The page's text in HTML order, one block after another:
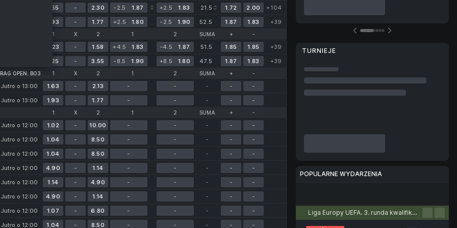
1.55 - 2.30 -2.5 1.87 +2.5 1.83 21.5 1.72 2.00
+104
1.93 - 1.77 +2.5 1.80 -2.5 1.90 52.5 1.87 1.83 +39
1 X 2 1 2 SUMA + -
2.23 - 1.58 +4.5 1.83 -4.5 1.87 51.5 1.85 1.85
+39
1.25 - 3.55 -8.5 1.90 +8.5 1.80 47.5 1.87 1.83 +39
OPEN. BO3 1 X 2 1 2 SUMA + -
Jutro o 13:00 1.63 - 2.13 - - - -
-
Jutro o 13:00 1.93 - 1.77 - - - - -
1 X 2 1 2 SUMA + -
Jutro o 12:00 1.02 - 10.00 - - - -
-
Jutro o 12:00 1.04 - 8.50 - - - -
-
Jutro o 12:00 1.04 - 8.50 - - - -
-
Jutro o 12:00 4.90 - 1.14 - - - -
-
Jutro o 12:00 1.14 - 4.90 - - - -
-
Jutro o 12:00 4.90 - 1.14 - - - -
-
Jutro o 12:00 1.07 - 6.80 - - - -
-
Jutro o 12:00 1.04 - 8.50 - - - - -
TURNIEJE
POPULARNE WYDARZENIA
Liga Europy UEFA. 3. runda kwalifikacyjna. Pierwsze mecze